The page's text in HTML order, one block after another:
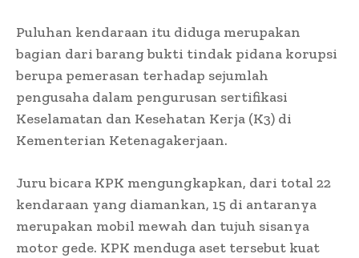
Puluhan kendaraan itu diduga merupakan
bagian dari barang bukti tindak pidana korupsi
berupa pemerasan terhadap sejumlah
pengusaha dalam pengurusan sertifikasi
Keselamatan dan Kesehatan Kerja (K3) di
Kementerian Ketenagakerjaan.
Juru bicara KPK mengungkapkan, dari total 22
kendaraan yang diamankan, 15 di antaranya
merupakan mobil mewah dan tujuh sisanya
motor gede. KPK menduga aset tersebut kuat